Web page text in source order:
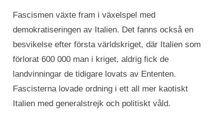
Fascismen växte fram i växelspel med
demokratiseringen av Italien. Det fanns också en
besvikelse efter första världskriget, där Italien som
förlorat 600 000 man i kriget, aldrig fick de
landvinningar de tidigare lovats av Ententen.
Fascisterna lovade ordning i ett all mer kaotiskt
Italien med generalstrejk och politiskt våld.